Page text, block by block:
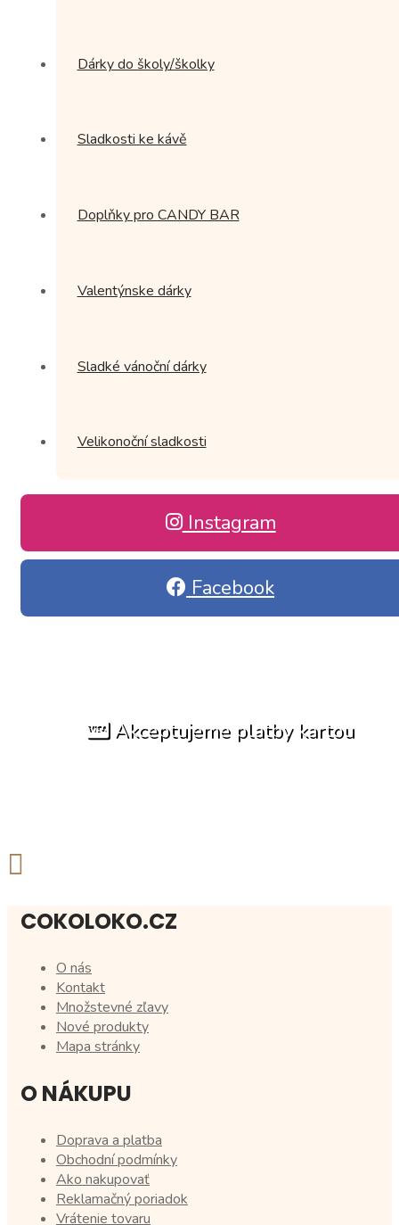
Dárky do školy/školky
Sladkosti ke kávě
Doplňky pro CANDY BAR
Valentýnske dárky
Sladké vánoční dárky
Velikonoční sladkosti
Instagram
Facebook
Akceptujeme platby kartou
COKOLOKO.CZ
O nás
Kontakt
Množstevné zľavy
Nové produkty
Mapa stránky
O NÁKUPU
Doprava a platba
Obchodní podmínky
Ako nakupovať
Reklamačný poriadok
Vrátenie tovaru